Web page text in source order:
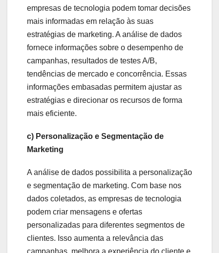
empresas de tecnologia podem tomar decisões
mais informadas em relação às suas
estratégias de marketing. A análise de dados
fornece informações sobre o desempenho de
campanhas, resultados de testes A/B,
tendências de mercado e concorrência. Essas
informações embasadas permitem ajustar as
estratégias e direcionar os recursos de forma
mais eficiente.
c) Personalização e Segmentação de
Marketing
A análise de dados possibilita a personalização
e segmentação de marketing. Com base nos
dados coletados, as empresas de tecnologia
podem criar mensagens e ofertas
personalizadas para diferentes segmentos de
clientes. Isso aumenta a relevância das
campanhas, melhora a experiência do cliente e